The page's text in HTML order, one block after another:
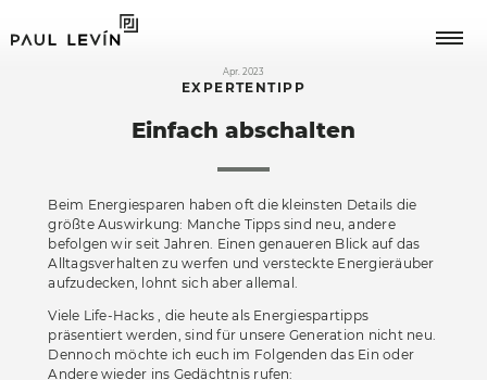
Eintauchen
Wohnen
Kochen
Essen
Schlafen
Die Pfiffige
Die Vielfältige
Die Großzügige
Wohnzimmer
Schlafzimmer
Küche
Esszimmer
Expertentipps
Trendthemen
MERKLISTE
Apr. 2023
EXPERTENTIPP
Einfach abschalten
Beim Energiesparen haben oft die kleinsten Details die
größte Auswirkung: Manche Tipps sind neu, andere
befolgen wir seit Jahren. Einen genaueren Blick auf das
Alltagsverhalten zu werfen und versteckte Energieräuber
aufzudecken, lohnt sich aber allemal.
Viele Life-Hacks , die heute als Energiespartipps
präsentiert werden, sind für unsere Generation nicht neu.
Dennoch möchte ich euch im Folgenden das Ein oder
Andere wieder ins Gedächtnis rufen: